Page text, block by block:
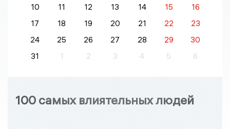
10
11 12 13 14 15
16
17
18 19 20 21 22
23
24
25 26 27 28 29
30
31
1 2 3 4 5 6
100 самых влиятельных людей